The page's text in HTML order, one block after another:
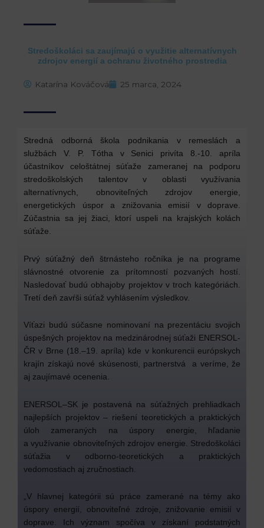
Stredoškoláci sa zaujímajú o využitie alternatívnych
zdrojov energií a ochranu životného prostredia
Katarína Kováčová 25 marca, 2024
Stredná odborná škola podnikania v remeslách a
službách V. P. Tótha v Senici privíta 8.-10. apríla
účastníkov celoštátnej súťaže zameranej na podporu
stredoškolských talentov v oblasti využívania
alternatívnych, obnoviteľných zdrojov energie,
energetických úspor a znižovania emisií v doprave.
Zúčastnia sa jej žiaci, ktorí uspeli na krajských kolách
súťaže.
Prvý súťažný deň štrnásteho ročníka je na programe
slávnostné otvorenie za prítomností pozvaných hostí.
Nasledovať budú obhajoby projektov v troch kategóriách.
Tretí deň zavŕši súťaž vyhlásením výsledkov.
Víťazi budú súčasne nominovaní na prezentáciu svojich
úspešných projektov na medzinárodnej súťaži ENERSOL-
ČR v Brne (18.–19. apríla) kde v konkurencii európskych
krajín získajú nové skúsenosti, partnerstvá a veríme, že
aj zaujímavé ocenenia.
ENERSOL–SK je postavená na súťažných prehliadkach
najlepších projektov – riešení teoretických a praktických
úloh zameraných na úspory energie, hľadanie
a využívanie obnoviteľných zdrojov energie. Stredoškoláci
súťažia v odborno-teoretických a praktických
vedomostiach aj zručnostiach.
„V hlavnej kategórii sú práce zamerané na témy ako
úspory energií, obnoviteľné zdroje, znižovanie emisií v
doprave. Ich význam spočíva v získaní podstatných